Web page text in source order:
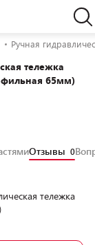
Ручная
тележка
65мм)
Отзывы 0
тележка